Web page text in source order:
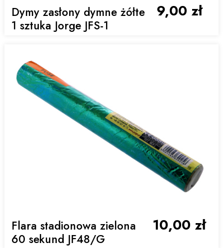
Dymy zasłony dymne żółte
1 sztuka Jorge JFS-1
9,00 zł
Flara stadionowa zielona
60 sekund JF48/G
10,00 zł